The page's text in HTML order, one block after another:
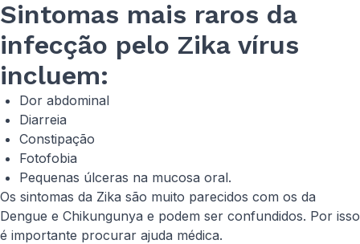
Sintomas mais raros da
infecção pelo Zika vírus
incluem:
Dor abdominal
Diarreia
Constipação
Fotofobia
Pequenas úlceras na mucosa oral.
Os sintomas da Zika são muito parecidos com os da
Dengue e Chikungunya e podem ser confundidos. Por isso
é importante procurar ajuda médica.